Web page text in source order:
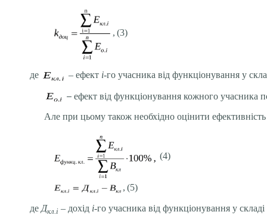
, (3)
де – ефект i-го учасника від функціонування у
– ефект від функціонування кожного учасника
Але при цьому також необхідно оцінити
(4)
, (5)
де Дкл.і – дохід і-го учасника від функціонування у складі